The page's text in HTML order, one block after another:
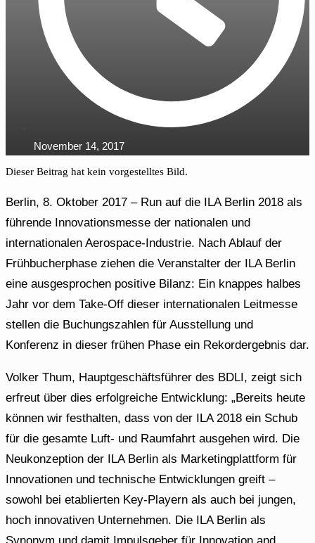
November 14, 2017
Dieser Beitrag hat kein vorgestelltes Bild.
Berlin, 8. Oktober 2017 – Run auf die ILA Berlin 2018 als
führende Innovationsmesse der nationalen und
internationalen Aerospace-Industrie. Nach Ablauf der
Frühbucherphase ziehen die Veranstalter der ILA Berlin
eine ausgesprochen positive Bilanz: Ein knappes halbes
Jahr vor dem Take-Off dieser internationalen Leitmesse
stellen die Buchungszahlen für Ausstellung und
Konferenz in dieser frühen Phase ein Rekordergebnis dar.
Volker Thum, Hauptgeschäftsführer des BDLI, zeigt sich
erfreut über dies erfolgreiche Entwicklung: „Bereits heute
können wir festhalten, dass von der ILA 2018 ein Schub
für die gesamte Luft- und Raumfahrt ausgehen wird. Die
Neukonzeption der ILA Berlin als Marketingplattform für
Innovationen und technische Entwicklungen greift –
sowohl bei etablierten Key-Playern als auch bei jungen,
hoch innovativen Unternehmen. Die ILA Berlin als